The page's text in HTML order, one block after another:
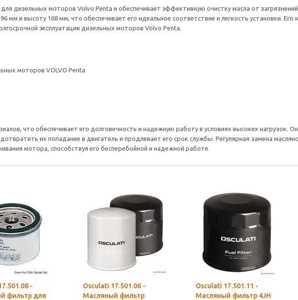
дизельных моторов Volvo Penta и обеспечивает эффективную очистку масла от
мм и высоту 168 мм, что обеспечивает его идеальное соответствие и легкость установки.
эксплуатации дизельных моторов Volvo Penta.
моторов VOLVO Penta
что обеспечивает его долговечность и надежную работу в условиях высоких нагрузок.
их попадание в двигатель и продлевает его срок службы. Регулярная замена
мотора, способствуя его бесперебойной и надежной работе.
-
фильтр для
Osculati 17.501.06 -
Масляный фильтр
Osculati 17.501.11 -
Масляный фильтр 4JH